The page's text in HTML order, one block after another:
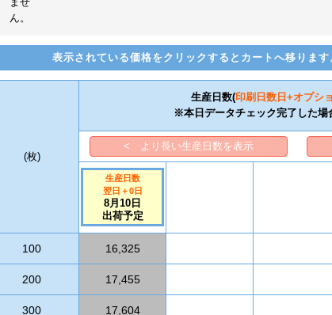
ん。
表示されている価格をクリックするとカートへ移ります
(枚)
生産日数(印刷日数 日+オプシ
※本日データチェック完了した場
< より長い生産日数を表示
生産日数
翌日 ＋0日
8月10日
出荷予定
100 16,325
200 17,455
300 17,604